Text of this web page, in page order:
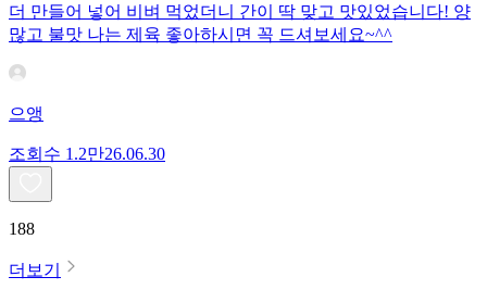
더 만들어 넣어 비벼 먹었더니 간이 딱 맞고 맛있었습니다! 양
많고 불맛 나는 제육 좋아하시면 꼭 드셔보세요~^^
으앵
조회수 1.2만26.06.30
188
더보기